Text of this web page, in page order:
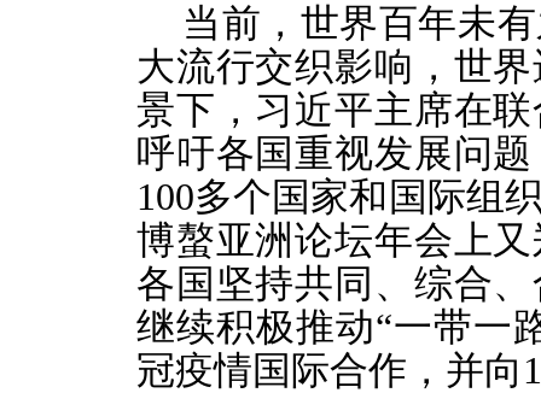
当前，世界百年未
大流行交织影响，世
景下，习近平主席在
呼吁各国重视发展问
100多个国家和国际组
博螯亚洲论坛年会上
各国坚持共同、综合
继续积极推动“一带一
冠疫情国际合作，并向